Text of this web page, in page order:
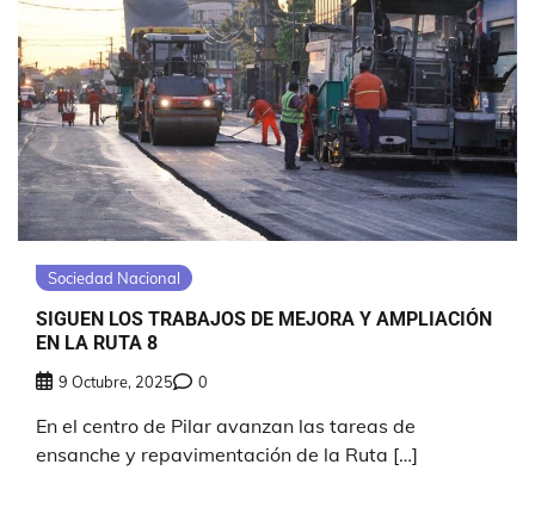
Sociedad Nacional
SIGUEN LOS TRABAJOS DE MEJORA Y AMPLIACIÓN
EN LA RUTA 8
9 Octubre, 2025 0
En el centro de Pilar avanzan las tareas de
ensanche y repavimentación de la Ruta […]